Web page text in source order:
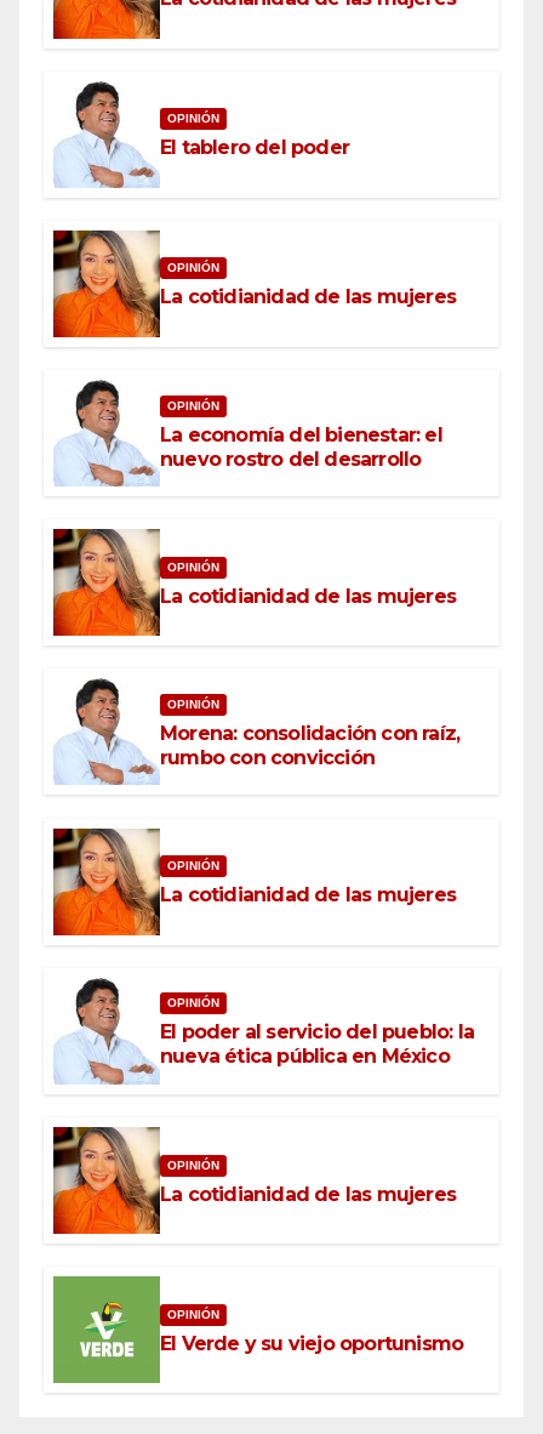
OPINIÓN
El tablero del poder
OPINIÓN
La cotidianidad de las mujeres
OPINIÓN
La economía del bienestar: el
nuevo rostro del desarrollo
OPINIÓN
La cotidianidad de las mujeres
OPINIÓN
Morena: consolidación con raíz,
rumbo con convicción
OPINIÓN
La cotidianidad de las mujeres
OPINIÓN
El poder al servicio del pueblo: la
nueva ética pública en México
OPINIÓN
La cotidianidad de las mujeres
OPINIÓN
El Verde y su viejo oportunismo